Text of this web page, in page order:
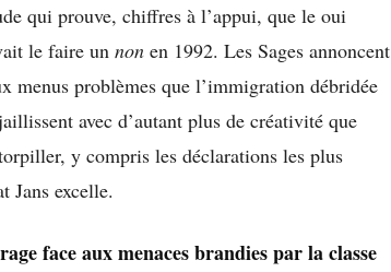
qui prouve, chiffres à l’appui, que le oui
le faire un non en 1992. Les Sages annoncent
menus problèmes que l’immigration débridée
avec d’autant plus de créativité que
y compris les déclarations les plus
Jans excelle.
face aux menaces brandies par la classe